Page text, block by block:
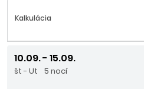
Kalkulácia
10.09. - 15.09.
št - Ut 5 nocí